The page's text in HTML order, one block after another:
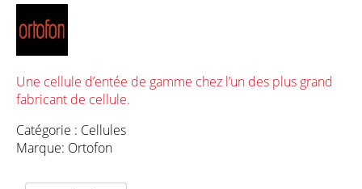
Une cellule d’entée de gamme chez l’un des plus grand
fabricant de cellule.
Catégorie : Cellules
Marque: Ortofon